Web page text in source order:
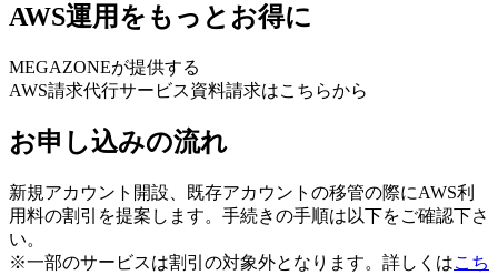
AWS運用をもっとお得に
MEGAZONEが提供する
AWS請求代行サービス資料請求はこちらから
お申し込みの流れ
新規アカウント開設、既存アカウントの移管の際にAWS利
用料の割引を提案します。手続きの手順は以下をご確認下さ
い。
※一部のサービスは割引の対象外となります。詳しくはこち